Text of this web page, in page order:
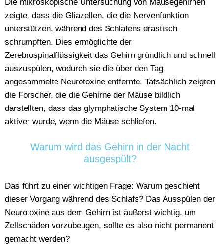
Die mikroskopische Untersuchung von Mäusegehirnen
zeigte, dass die Gliazellen, die die Nervenfunktion
unterstützen, während des Schlafens drastisch
schrumpften. Dies ermöglichte der
Zerebrospinalflüssigkeit das Gehirn gründlich und schnell
auszuspülen, wodurch sie die über den Tag
angesammelte Neurotoxine entfernte. Tatsächlich zeigten
die Forscher, die die Gehirne der Mäuse bildlich
darstellten, dass das glymphatische System 10-mal
aktiver wurde, wenn die Mäuse schliefen.
Warum wird das Gehirn in der Nacht
ausgespült?
Das führt zu einer wichtigen Frage: Warum geschieht
dieser Vorgang während des Schlafs? Das Ausspülen der
Neurotoxine aus dem Gehirn ist äußerst wichtig, um
Zellschäden vorzubeugen, sollte es also nicht permanent
gemacht werden?